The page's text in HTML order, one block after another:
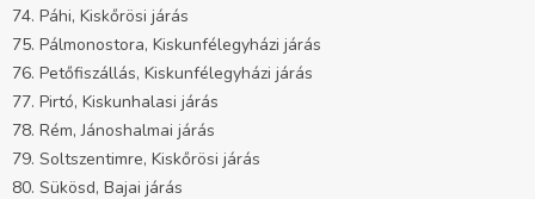
74. Páhi, Kiskőrösi járás
75. Pálmonostora, Kiskunfélegyházi járás
76. Petőfiszállás, Kiskunfélegyházi járás
77. Pirtó, Kiskunhalasi járás
78. Rém, Jánoshalmai járás
79. Soltszentimre, Kiskőrösi járás
80. Sükösd, Bajai járás